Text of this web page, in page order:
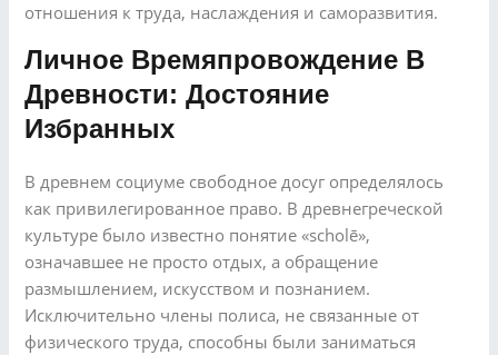
отношения к труда, наслаждения и саморазвития.
Личное Времяпровождение В
Древности: Достояние
Избранных
В древнем социуме свободное досуг определялось
как привилегированное право. В древнегреческой
культуре было известно понятие «scholē»,
означавшее не просто отдых, а обращение
размышлением, искусством и познанием.
Исключительно члены полиса, не связанные от
физического труда, способны были заниматься